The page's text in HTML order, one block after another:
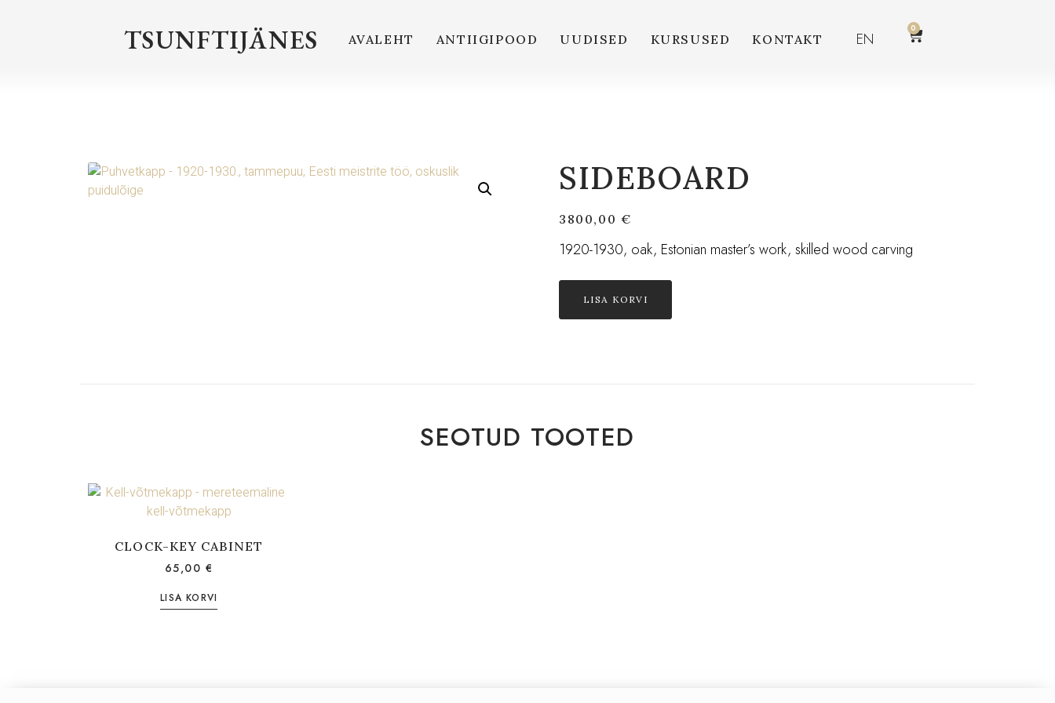
TSUNFTIJÄNES AVALEHT ANTIIGIPOOD UUDISED KURSUSED KONTAKT EN
0
SIDEBOARD
3800,00 €
1920-1930, oak, Estonian master’s work, skilled wood carving
LISA KORVI
SEOTUD TOOTED
CLOCK-KEY CABINET
65,00€
LISA KORVI